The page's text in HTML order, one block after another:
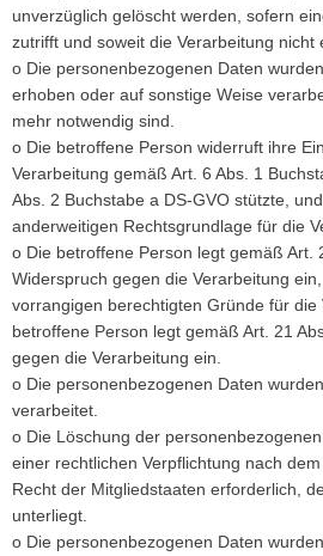
unverzüglich gelöscht werden, sofern
zutrifft und soweit die Verarbeitung nicht
o Die personenbezogenen Daten
erhoben oder auf sonstige Weise
mehr notwendig sind.
o Die betroffene Person widerruft ihre
Verarbeitung gemäß Art. 6 Abs. 1
Abs. 2 Buchstabe a DS-GVO stützte,
anderweitigen Rechtsgrundlage für die
o Die betroffene Person legt gemäß Art.
Widerspruch gegen die Verarbeitung
vorrangigen berechtigten Gründe für
betroffene Person legt gemäß Art. 21
gegen die Verarbeitung ein.
o Die personenbezogenen Daten
verarbeitet.
o Die Löschung der
einer rechtlichen Verpflichtung nach
Recht der Mitgliedstaaten erforderlich,
unterliegt.
o Die personenbezogenen Daten